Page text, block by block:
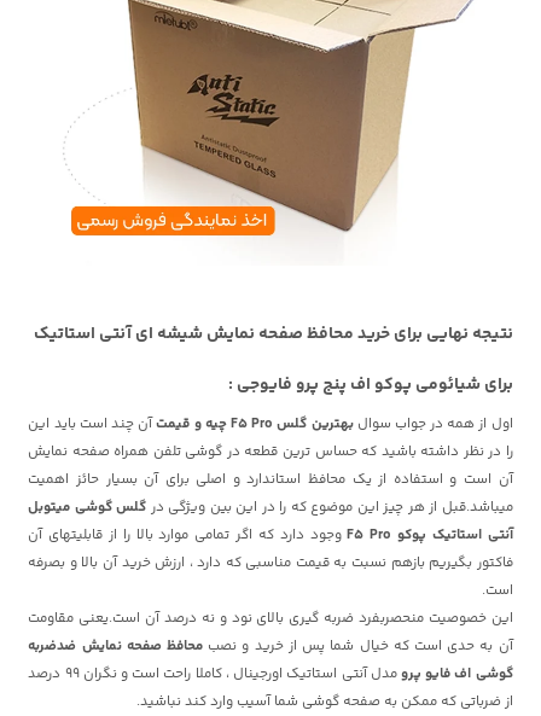
نتیجه نهایی برای خرید محافظ صفحه نمایش شیشه ای آنتی استاتیک
برای شیائومی پوکو اف پنج پرو فایوجی :
اول از همه در جواب سوالبهترین گلس F5 Pro چیه و قیمت آن چند است باید این
را در نظر داشته باشید که حساس ترین قطعه در گوشی تلفن همراه صفحه نمایش
آن است و استفاده از یک محافظ استاندارد و اصلی برای آن بسیار حائز اهمیت
میباشد.قبل از هر چیز این موضوع که را در این بین ویژگی در گلس گوشی میتوبل
آنتی استاتیک پوکو F5 Pro
وجود دارد که اگر تمامی موارد بالا را از قابلیتهای آن
فاکتور بگیریم بازهم نسبت به قیمت مناسبی که دارد ، ارزش خرید آن بالا و بصرفه
است.
این خصوصیت منحصربفرد ضربه گیری بالای نود و نه درصد آن است.یعنی مقاومت
آن به حدی است که خیال شما پس از خرید و نصب محافظ صفحه نمایش ضدضربه
گوشی اف فایو پرو
مدل آنتی استاتیک اورجینال ، کاملا راحت است و نگران 99 درصد
از ضرباتی که ممکن به صفحه گوشی شما آسیب وارد کند نباشید.